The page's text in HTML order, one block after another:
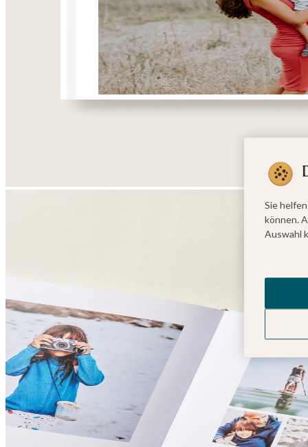
Sie
können.
Auswahl